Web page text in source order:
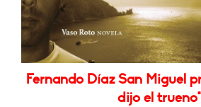
Fernando Díaz San Miguel
dijo el trueno"